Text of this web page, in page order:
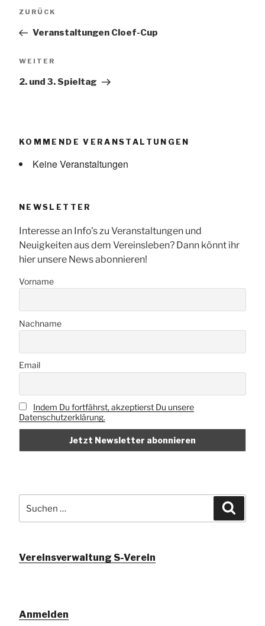
Vorheriger
ZURÜCK
Veranstaltungen Cloef-Cup
Nächster
WEITER
2. und 3. Spieltag
KOMMENDE VERANSTALTUNGEN
Keine Veranstaltungen
NEWSLETTER
Interesse an Info's zu Veranstaltungen und
Neuigkeiten aus dem Vereinsleben? Dann könnt ihr
hier unsere News abonnieren!
Vorname
Nachname
Email
Indem Du fortfährst, akzeptierst Du unsere
Datenschutzerklärung.
nach:
Vereinsverwaltung S-Verein
Anmelden